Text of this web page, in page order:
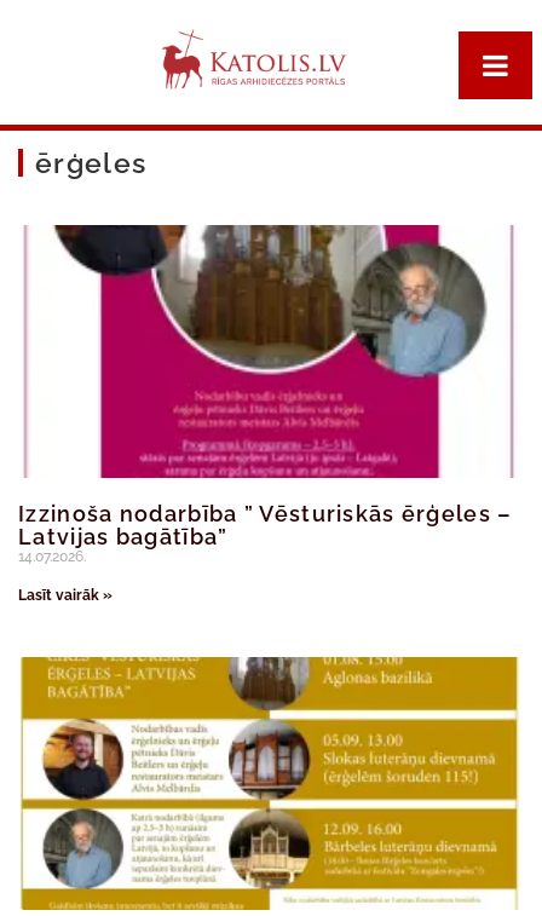
ērģeles
Izzinoša nodarbība ” Vēsturiskās ērģeles –
Latvijas bagātība”
14.07.2026.
Lasīt vairāk »